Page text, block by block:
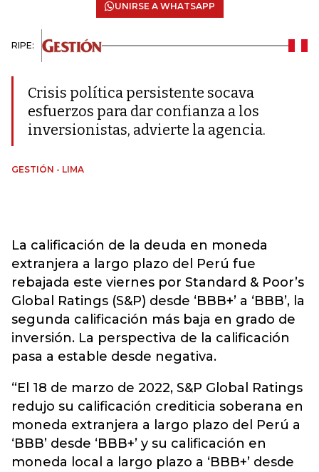
UNIRSE A WHATSAPP
RIPE:
Crisis política persistente socava
esfuerzos para dar confianza a los
inversionistas, advierte la agencia.
GESTIÓN - LIMA
La calificación de la deuda en moneda
extranjera a largo plazo del Perú fue
rebajada este viernes por Standard & Poor’s
Global Ratings (S&P) desde ‘BBB+’ a ‘BBB’, la
segunda calificación más baja en grado de
inversión. La perspectiva de la calificación
pasa a estable desde negativa.
“El 18 de marzo de 2022, S&P Global Ratings
redujo su calificación crediticia soberana en
moneda extranjera a largo plazo del Perú a
‘BBB’ desde ‘BBB+’ y su calificación en
moneda local a largo plazo a ‘BBB+’ desde